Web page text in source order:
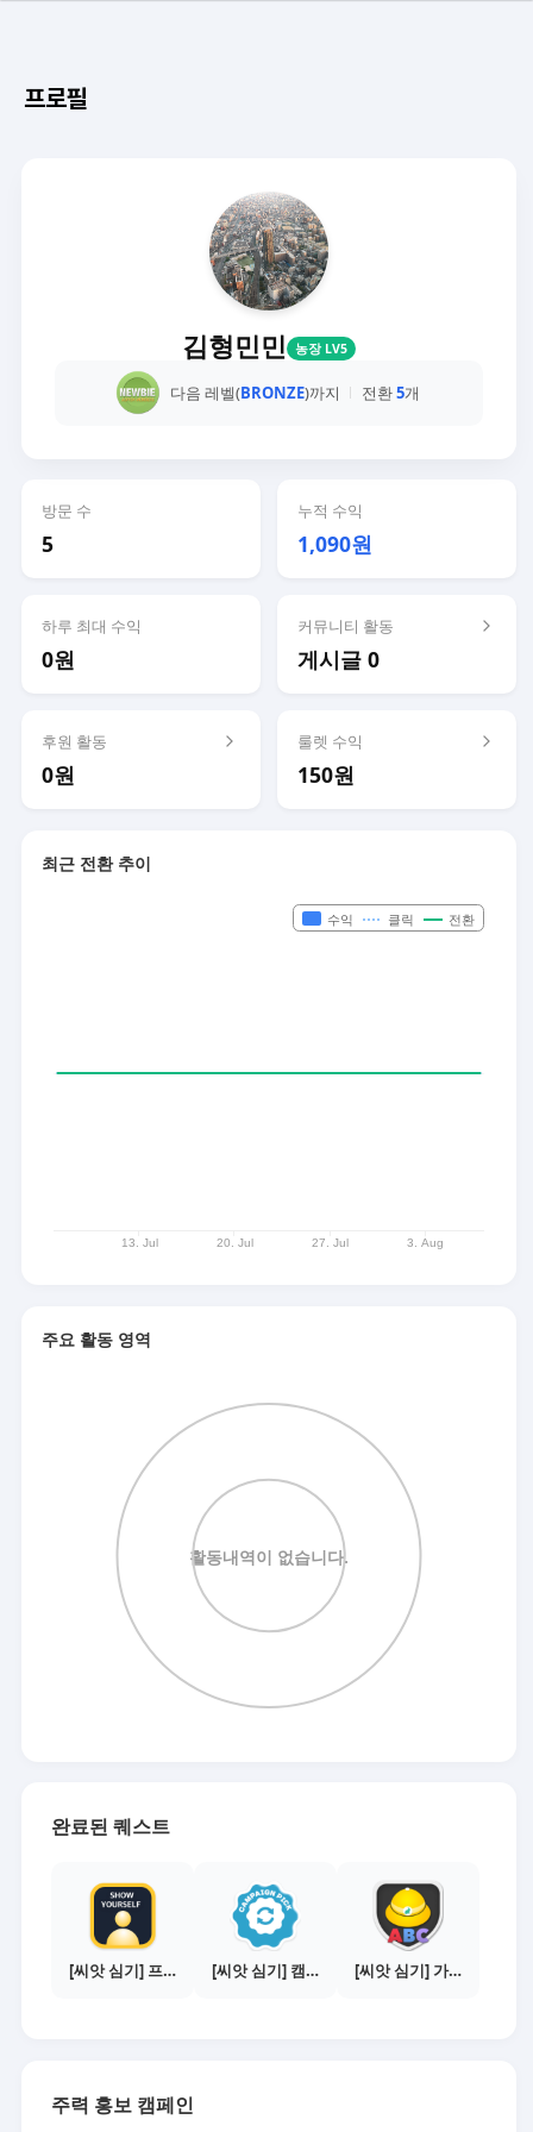
프로필
김형민민 농장 LV5
다음 레벨(BRONZE)까지 전환5개
방문 수
5
누적 수익
1,090원
하루 최대 수익
0원
커뮤니티 활동
게시글 0
후원 활동
0원
룰렛 수익
150원
최근 전환 추이
주요 활동 영역
완료된 퀘스트
[씨앗 심기] 프로필 사진 등록하기 [씨앗 심기] 캠페인 선택하기 - PICK 1개 [씨앗 심기] 가이드보기 - 매체별 활동 가이드
주력 홍보 캠페인